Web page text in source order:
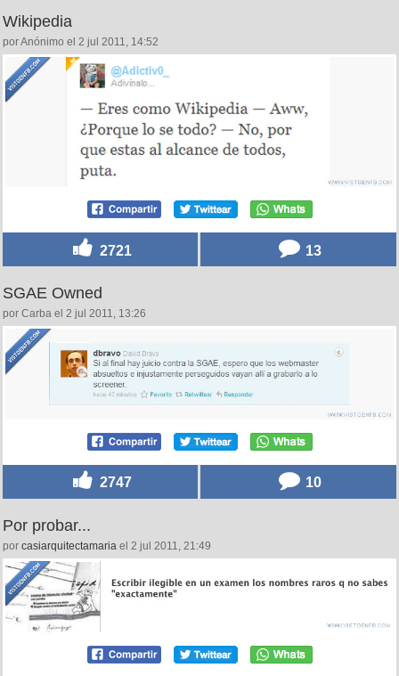
Wikipedia
por Anónimo el 2 jul 2011, 14:52
2721 13
SGAE Owned
por Carba el 2 jul 2011, 13:26
2747 10
Por probar...
por casiarquitectamaria el 2 jul 2011, 21:49